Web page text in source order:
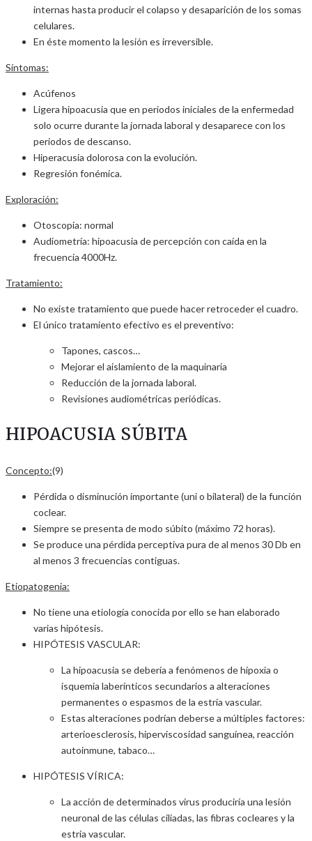
internas hasta producir el colapso y desaparición de los somas
celulares.
En éste momento la lesión es irreversible.
Síntomas:
Acúfenos
Ligera hipoacusia que en periodos iniciales de la enfermedad
solo ocurre durante la jornada laboral y desaparece con los
periodos de descanso.
Hiperacusia dolorosa con la evolución.
Regresión fonémica.
Exploración:
Otoscopia: normal
Audiometría: hipoacusia de percepción con caída en la
frecuencia 4000Hz.
Tratamiento:
No existe tratamiento que puede hacer retroceder el cuadro.
El único tratamiento efectivo es el preventivo:
Tapones, cascos…
Mejorar el aislamiento de la maquinaria
Reducción de la jornada laboral.
Revisiones audiométricas periódicas.
HIPOACUSIA SÚBITA
Concepto:(9)
Pérdida o disminución importante (uni o bilateral) de la función
coclear.
Siempre se presenta de modo súbito (máximo 72 horas).
Se produce una pérdida perceptiva pura de al menos 30 Db en
al menos 3 frecuencias contiguas.
Etiopatogenia:
No tiene una etiología conocida por ello se han elaborado
varias hipótesis.
HIPÓTESIS VASCULAR:
La hipoacusia se debería a fenómenos de hipoxia o
isquemia laberínticos secundarios a alteraciones
permanentes o espasmos de la estría vascular.
Estas alteraciones podrían deberse a múltiples factores:
arterioesclerosis, hiperviscosidad sanguínea, reacción
autoinmune, tabaco…
HIPÓTESIS VÍRICA:
La acción de determinados virus produciría una lesión
neuronal de las células ciliadas, las fibras cocleares y la
estría vascular.